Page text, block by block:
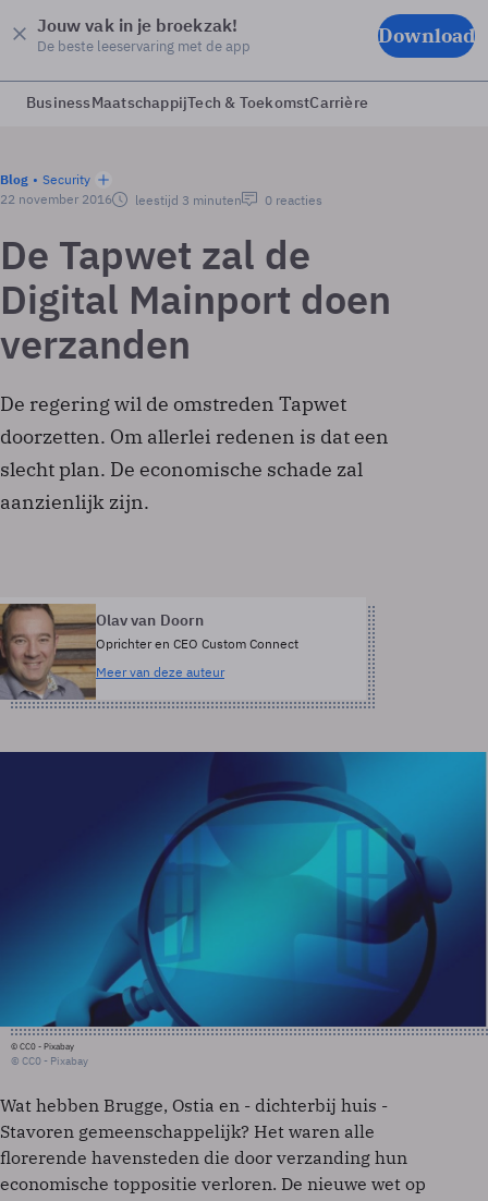
Jouw vak in je broekzak!
De beste leeservaring met de app Download
BusinessMaatschappijTech & ToekomstCarrière
Blog
Security
22 november 2016
leestijd 3 minuten 0 reacties
De Tapwet zal de
Digital Mainport doen
verzanden
De regering wil de omstreden Tapwet
doorzetten. Om allerlei redenen is dat een
slecht plan. De economische schade zal
aanzienlijk zijn.
Olav van Doorn
Oprichter en CEO Custom Connect
Meer van deze auteur
© CC0 - Pixabay
© CC0 - Pixabay
Wat hebben Brugge, Ostia en - dichterbij huis -
Stavoren gemeenschappelijk? Het waren alle
florerende havensteden die door verzanding hun
economische toppositie verloren. De nieuwe wet op